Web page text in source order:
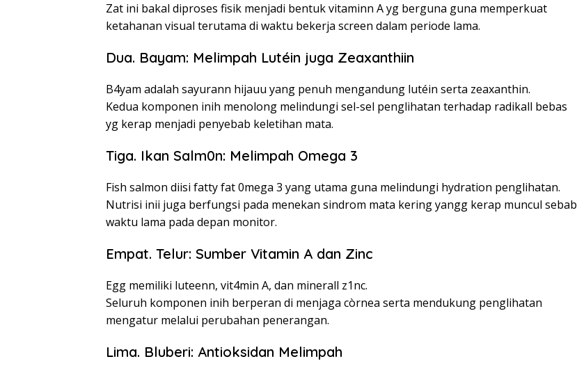
Zat ini bakal diproses fisik menjadi bentuk vitaminn A yg berguna guna memperkuat
ketahanan visual terutama di waktu bekerja screen dalam periode lama.
Dua. Bayam: Melimpah Lutéin juga Zeaxanthiin
B4yam adalah sayurann hijauu yang penuh mengandung lutéin serta zeaxanthin.
Kedua komponen inih menolong melindungi sel-sel penglihatan terhadap radikall bebas
yg kerap menjadi penyebab keletihan mata.
Tiga. Ikan Salm0n: Melimpah Omega 3
Fish salmon diisi fatty fat 0mega 3 yang utama guna melindungi hydration penglihatan.
Nutrisi inii juga berfungsi pada menekan sindrom mata kering yangg kerap muncul sebab
waktu lama pada depan monitor.
Empat. Telur: Sumber Vitamin A dan Zinc
Egg memiliki luteenn, vit4min A, dan minerall z1nc.
Seluruh komponen inih berperan di menjaga còrnea serta mendukung penglihatan
mengatur melalui perubahan penerangan.
Lima. Bluberi: Antioksidan Melimpah